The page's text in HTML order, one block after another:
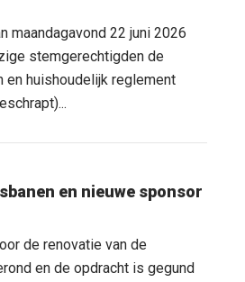
maandagavond 22 juni 2026
stemgerechtigden de
huishoudelijk reglement
en nieuwe sponsor
de renovatie van de
en de opdracht is gegund